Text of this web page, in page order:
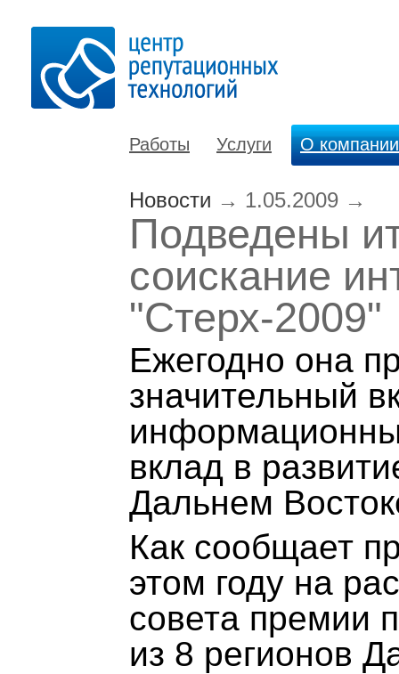
Работы Услуги О компании
Новости → 1.05.2009 →
Подведены
соискание
"Стерх-2009"
Ежегодно она
значительный
вклад в
Дальнем
Как сообщает
этом году на
совета премии
из 8 регионов